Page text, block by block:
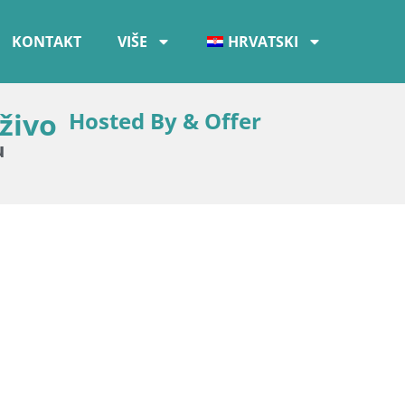
KONTAKT VIŠE HRVATSKI
Hosted By & Offer